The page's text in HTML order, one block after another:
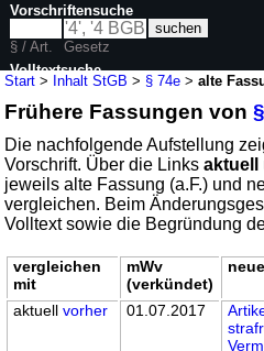
Start > Inhalt StGB > § 74e >alte
Frühere Fassungen von
Die nachfolgende Aufstellung
Vorschrift. Über die Linksaktuell
jeweils alte Fassung (a.F.) und
vergleichen. Beim
Volltext sowie die Begründung
vergleichen
mit
mWv
(verkündet)
aktuellvorher 01.07.2017
Vorschriftensuche
§ / Art.
Gesetz
Volltextsuche
nur in StGB